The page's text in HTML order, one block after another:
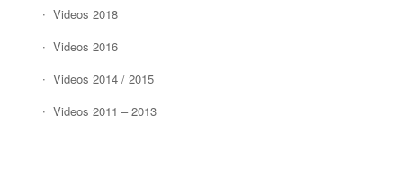
Videos 2018
Videos 2016
Videos 2014 / 2015
Videos 2011 – 2013